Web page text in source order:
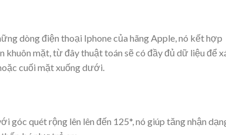
dòng điện thoại Iphone của hãng Apple, nó kết hợp
khuôn mặt, từ đây thuật toán sẽ có đầy đủ dữ liệu để
cuối mặt xuống dưới.
góc quét rộng lên lên đến 125*, nó giúp tăng nhận